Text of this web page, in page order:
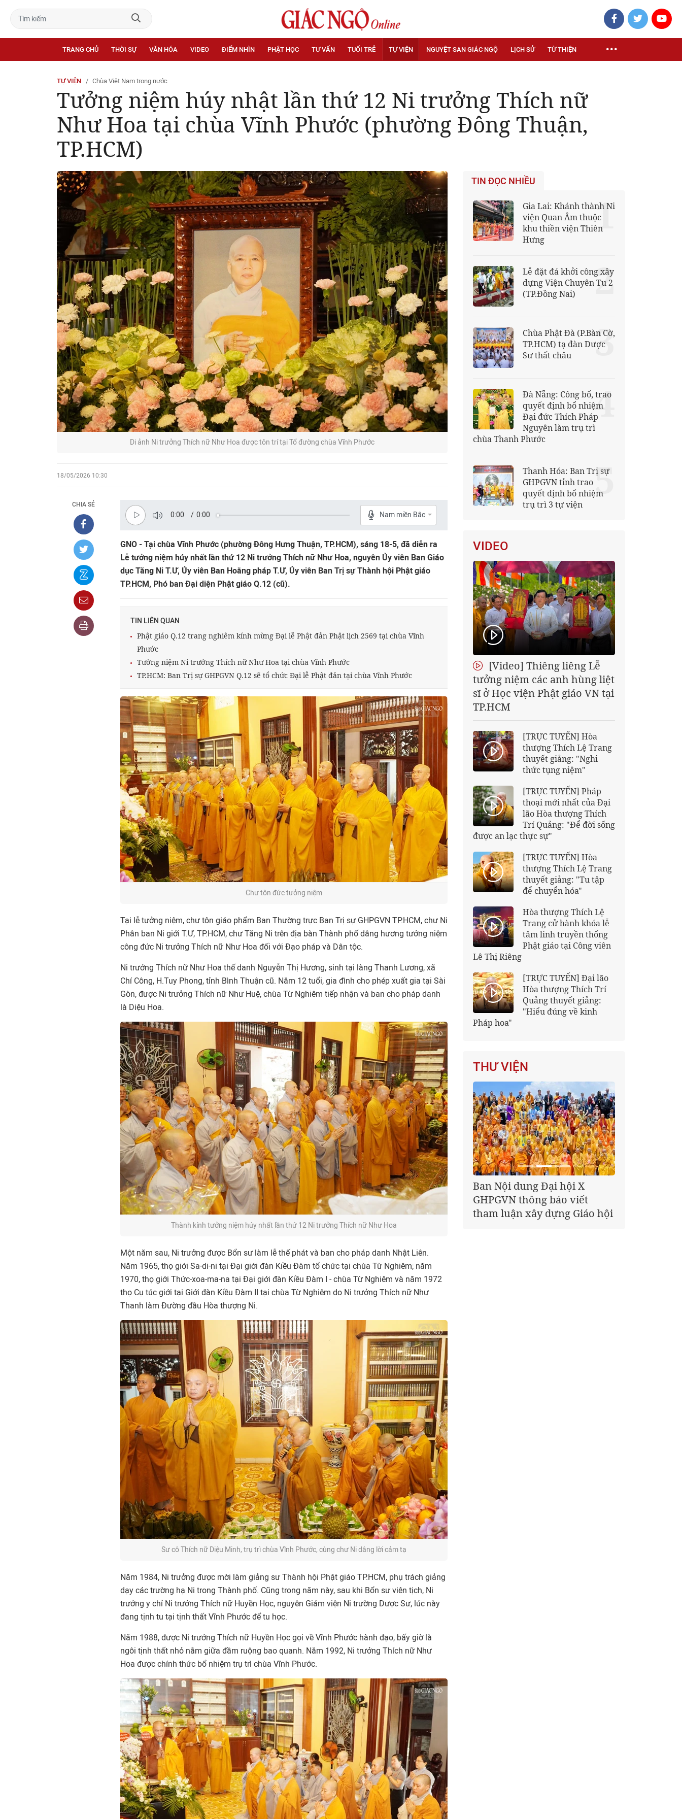
TRANG CHỦ THỜI SỰ VĂN HÓA VIDEO ĐIỂM NHÌN PHẬT HỌC TƯ VẤN TUỔI TRẺ TỰ VIỆN NGUYỆT SAN GIÁC NGỘ LỊCH SỬ TỪ THIỆN
TỰ VIỆN Chùa Việt Nam trong nước
Tưởng niệm húy nhật lần thứ 12 Ni trưởng Thích nữ
Như Hoa tại chùa Vĩnh Phước (phường Đông Thuận,
TP.HCM)
Di ảnh Ni trưởng Thích nữ Như Hoa được tôn trí tại Tổ đường chùa Vĩnh Phước
18/05/2026 10:30
CHIA SẺ
0:00 / 0:00 Nam miền Bắc
GNO - Tại chùa Vĩnh Phước (phường Đông Hưng Thuận, TP.HCM), sáng 18-5, đã diễn ra
Lễ tưởng niệm húy nhất lần thứ 12 Ni trưởng Thích nữ Như Hoa, nguyên Ủy viên Ban Giáo
dục Tăng Ni T.Ư, Ủy viên Ban Hoằng pháp T.Ư, Ủy viên Ban Trị sự Thành hội Phật giáo
TP.HCM, Phó ban Đại diện Phật giáo Q.12 (cũ).
TIN LIÊN QUAN
Phật giáo Q.12 trang nghiêm kính mừng Đại lễ Phật đản Phật lịch 2569 tại chùa Vĩnh
Phước
Tưởng niệm Ni trưởng Thích nữ Như Hoa tại chùa Vĩnh Phước
TP.HCM: Ban Trị sự GHPGVN Q.12 sẽ tổ chức Đại lễ Phật đản tại chùa Vĩnh Phước
Chư tôn đức tưởng niệm
Tại lễ tưởng niệm, chư tôn giáo phẩm Ban Thường trực Ban Trị sự GHPGVN TP.HCM, chư Ni
Phân ban Ni giới T.Ư, TP.HCM, chư Tăng Ni trên địa bàn Thành phố dâng hương tưởng niệm
công đức Ni trưởng Thích nữ Như Hoa đối với Đạo pháp và Dân tộc.
Ni trưởng Thích nữ Như Hoa thế danh Nguyễn Thị Hương, sinh tại làng Thanh Lương, xã
Chí Công, H.Tuy Phong, tỉnh Bình Thuận cũ. Năm 12 tuổi, gia đình cho phép xuất gia tại Sài
Gòn, được Ni trưởng Thích nữ Như Huệ, chùa Từ Nghiêm tiếp nhận và ban cho pháp danh
là Diệu Hoa.
Thành kính tưởng niệm húy nhất lần thứ 12 Ni trưởng Thích nữ Như Hoa
Một năm sau, Ni trưởng được Bổn sư làm lễ thế phát và ban cho pháp danh Nhật Liên.
Năm 1965, thọ giới Sa-di-ni tại Đại giới đàn Kiều Đàm tổ chức tại chùa Từ Nghiêm; năm
1970, thọ giới Thức-xoa-ma-na tại Đại giới đàn Kiều Đàm I - chùa Từ Nghiêm và năm 1972
thọ Cụ túc giới tại Giới đàn Kiều Đàm II tại chùa Từ Nghiêm do Ni trưởng Thích nữ Như
Thanh làm Đường đầu Hòa thượng Ni.
Sư cô Thích nữ Diệu Minh, trụ trì chùa Vĩnh Phước, cùng chư Ni dâng lời cảm tạ
Năm 1984, Ni trưởng được mời làm giảng sư Thành hội Phật giáo TP.HCM, phụ trách giảng
dạy các trường hạ Ni trong Thành phố. Cũng trong năm này, sau khi Bổn sư viên tịch, Ni
trưởng y chỉ Ni trưởng Thích nữ Huyền Học, nguyên Giám viện Ni trường Dược Sư, lúc này
đang tịnh tu tại tịnh thất Vĩnh Phước để tu học.
Năm 1988, được Ni trưởng Thích nữ Huyền Học gọi về Vĩnh Phước hành đạo, bấy giờ là
ngôi tịnh thất nhỏ nằm giữa đầm ruộng bao quanh. Năm 1992, Ni trưởng Thích nữ Như
Hoa được chính thức bổ nhiệm trụ trì chùa Vĩnh Phước.
TIN ĐỌC NHIỀU
Gia Lai: Khánh thành Ni
viện Quan Âm thuộc
khu thiền viện Thiên
Hưng
1
Lễ đặt đá khởi công xây
dựng Viện Chuyên Tu 2
(TP.Đồng Nai)
2
Chùa Phật Đà (P.Bàn Cờ,
TP.HCM) tạ đàn Dược
Sư thất châu
3
Đà Nẵng: Công bố, trao
quyết định bổ nhiệm
Đại đức Thích Pháp
Nguyên làm trụ trì
chùa Thanh Phước
4
Thanh Hóa: Ban Trị sự
GHPGVN tỉnh trao
quyết định bổ nhiệm
trụ trì 3 tự viện
5
VIDEO
[Video] Thiêng liêng Lễ
tưởng niệm các anh hùng liệt
sĩ ở Học viện Phật giáo VN tại
TP.HCM
[TRỰC TUYẾN] Hòa
thượng Thích Lệ Trang
thuyết giảng: "Nghi
thức tụng niệm"
[TRỰC TUYẾN] Pháp
thoại mới nhất của Đại
lão Hòa thượng Thích
Trí Quảng: "Để đời sống
được an lạc thực sự"
[TRỰC TUYẾN] Hòa
thượng Thích Lệ Trang
thuyết giảng: "Tu tập
để chuyển hóa"
Hòa thượng Thích Lệ
Trang cử hành khóa lễ
tâm linh truyền thống
Phật giáo tại Công viên
Lê Thị Riêng
[TRỰC TUYẾN] Đại lão
Hòa thượng Thích Trí
Quảng thuyết giảng:
"Hiểu đúng về kinh
Pháp hoa"
THƯ VIỆN
Giáo hội kêu gọi Tăng Ni,
Phật tử cả nước thể hiện tấm
lòng tri ân trọn vẹn nghĩa